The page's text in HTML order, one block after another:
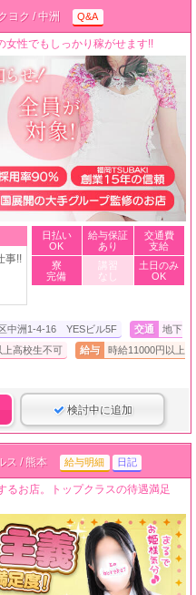
ヨク / 中洲 Q&A
女性でもしっかり稼がせます!!
事!!
日払い
OK
給与保証
あり
交通費
支給
寮
完備
講習
なし
土日のみ
OK
中洲1-4-16 YESビル5F 交通
地下
上高校生不可 給与
時給11000円以上
検討中に追加
ス / 熊本 給与明細 日記
るお店。トップクラスの待遇満足